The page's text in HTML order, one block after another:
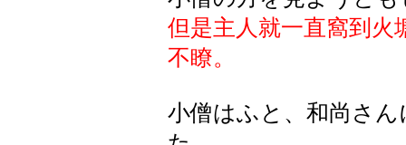
但是主人就一直窩到火
不瞭。
小僧はふと、和尚さ